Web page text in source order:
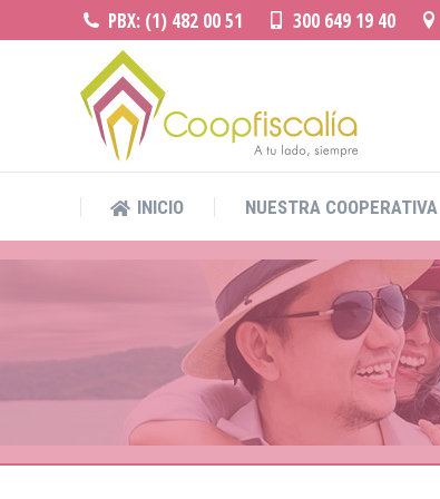
PBX: (1) 482 00 51 300 649 19 40
INICIO NUESTRA COOPERATIVA
INICIO NUESTRA COOPERATIVA